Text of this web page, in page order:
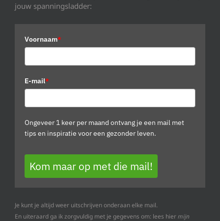
jouw spanningsladder:
Voornaam*
E-mail*
Ongeveer 1 keer per maand ontvang je een mail met
tips en inspiratie voor een gezonder leven.
Kom maar op met die mail!
Je kunt je altijd weer uitschrijven onderaan elke mail.
En uiteraard ga ik zorgvuldig met je gegevens om: lees hiermijn